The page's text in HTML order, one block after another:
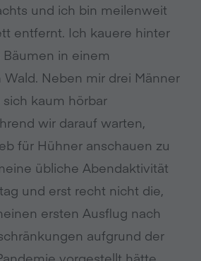
und ich bin meilenweit
entfernt. Ich kauere hinter
in einem
Neben mir drei Männer
kaum hörbar
wir darauf warten,
für Hühner anschauen zu
übliche Abendaktivität
und erst recht nicht die,
ersten Ausflug nach
aufgrund der